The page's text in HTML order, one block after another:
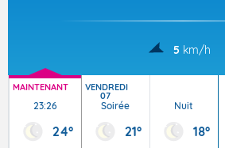
5 km/h
MAINTENANT
23:26
24°
VENDREDI
07
Soirée
21°
Nuit
18°